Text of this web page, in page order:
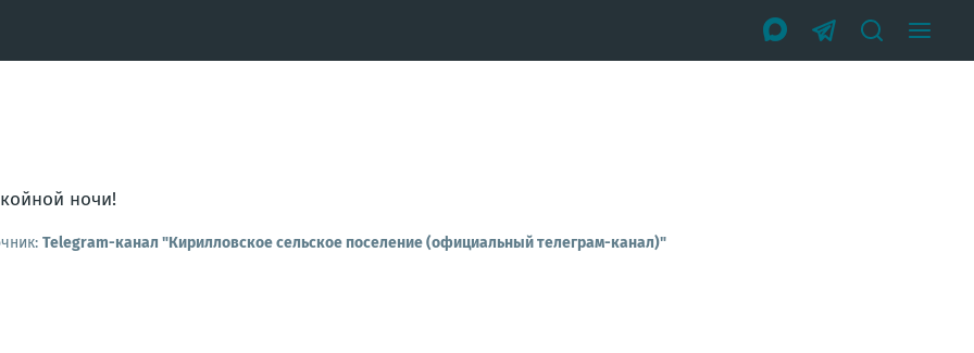
ночи!
Telegram-канал "Кирилловское сельское поселение (официальный телеграм-канал)"